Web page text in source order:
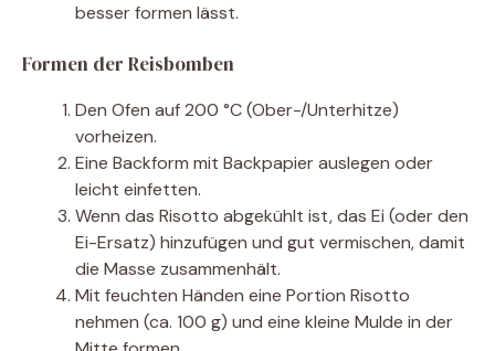
besser formen lässt.
Formen der Reisbomben
Den Ofen auf 200 °C (Ober-/Unterhitze)
vorheizen.
Eine Backform mit Backpapier auslegen oder
leicht einfetten.
Wenn das Risotto abgekühlt ist, das Ei (oder den
Ei-Ersatz) hinzufügen und gut vermischen, damit
die Masse zusammenhält.
Mit feuchten Händen eine Portion Risotto
nehmen (ca. 100 g) und eine kleine Mulde in der